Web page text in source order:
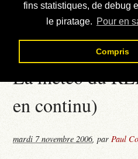
fins statistiques, de debug
le piratage. Pour en
Compris
Téléchargement
Contact
La météo du
en continu)
mardi 7 novembre 2006,parPaul